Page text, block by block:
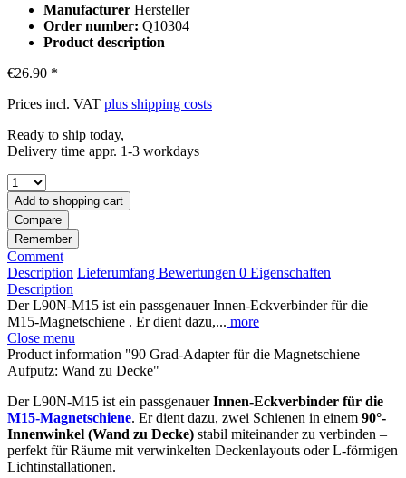
Manufacturer Hersteller
Order number: Q10304
Product description
€26.90 *
Prices incl. VAT plus shipping costs
Ready to ship today,
Delivery time appr. 1-3 workdays
Add to shopping cart
Compare
Remember
Comment
Description Lieferumfang Bewertungen 0 Eigenschaften
Description
Der L90N-M15 ist ein passgenauer Innen-Eckverbinder für die
M15-Magnetschiene . Er dient dazu,... more
Close menu
Product information "90 Grad-Adapter für die Magnetschiene –
Aufputz: Wand zu Decke"
Der L90N-M15 ist ein passgenauerInnen-Eckverbinder für die
M15-Magnetschiene. Er dient dazu, zwei Schienen in einem 90°-
Innenwinkel (Wand zu Decke) stabil miteinander zu verbinden –
perfekt für Räume mit verwinkelten Deckenlayouts oder L-förmigen
Lichtinstallationen.